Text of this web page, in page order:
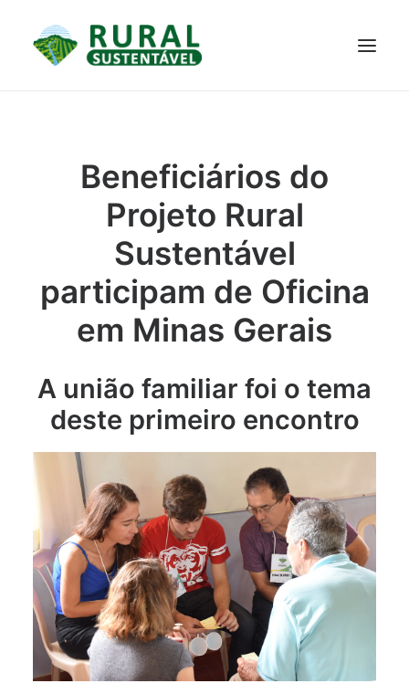
JANELA DO CONHECIMENTO
Beneficiários do
Projeto Rural
Sustentável
participam de Oficina
em Minas Gerais
A união familiar foi o tema
deste primeiro encontro